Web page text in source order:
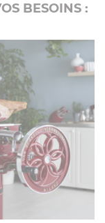
BESOINS :